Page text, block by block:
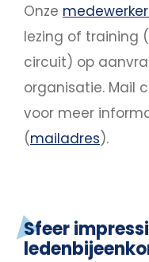
Onze
lezing of training
circuit) op
organisatie. Mail
voor meer
(mailadres).
Sfeer